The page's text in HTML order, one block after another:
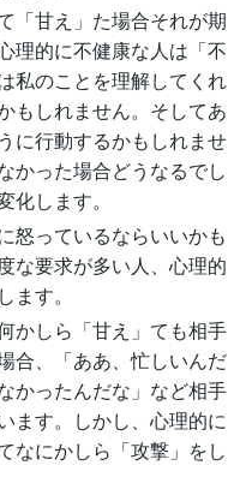
「甘え」た場合それが期
理的に不健康な人は「不
私のことを理解してくれ
もしれません。そしてあ
に行動するかもしれませ
かった場合どうなるでし
します。
怒っているならいいかも
な要求が多い人、心理的
す。
かしら「甘え」ても相手
合、「ああ、忙しいんだ
かったんだな」など相手
ます。しかし、心理的に
なにかしら「攻撃」をし